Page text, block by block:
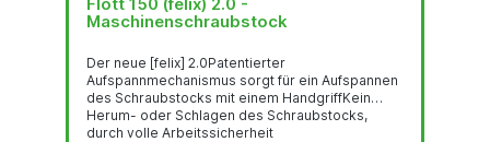
Maschinenschraubstock
Der neue [felix] 2.0Patentierter
Aufspannmechanismus sorgt für ein Aufspannen
des Schraubstocks mit einem HandgriffKein
Herum- oder Schlagen des Schraubstocks,
durch volle Arbeitssicherheit